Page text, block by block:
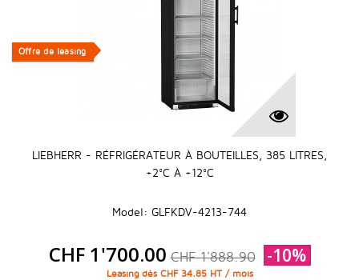
Offre de leasing
Offre de leasing
LIEBHERR - RÉFRIGÉRATEUR À BOUTEILLES, 385 LITRES,
+2°C À +12°C
Model: GLFKDV-4213-744
CHF 1'700.00 CHF 1'888.90 -10%
Leasing dès CHF 34.85 HT / mois